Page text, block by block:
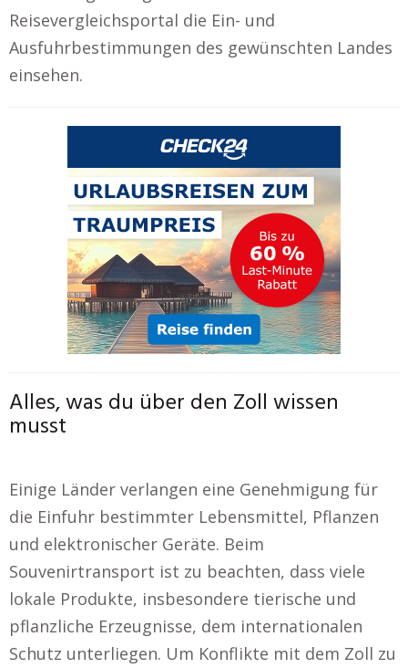
Reisevergleichsportal die Ein- und
Ausfuhrbestimmungen des gewünschten Landes
einsehen.
Alles, was du über den Zoll wissen
musst
Einige Länder verlangen eine Genehmigung für
die Einfuhr bestimmter Lebensmittel, Pflanzen
und elektronischer Geräte. Beim
Souvenirtransport ist zu beachten, dass viele
lokale Produkte, insbesondere tierische und
pflanzliche Erzeugnisse, dem internationalen
Schutz unterliegen. Um Konflikte mit dem Zoll zu